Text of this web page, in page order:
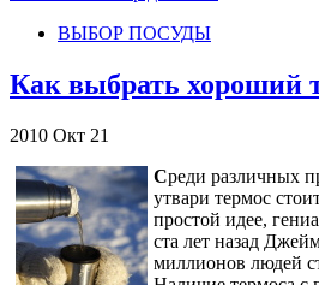
ВЫБОР ПОСУДЫ
Как выбрать хороший
2010 Окт 21
Среди различных
утвари термос
простой идее,
ста лет назад
миллионов людей